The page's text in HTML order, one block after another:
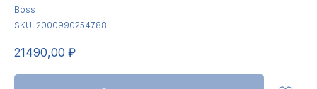
Boss
SKU: 2000990254788
21490,00 ₽